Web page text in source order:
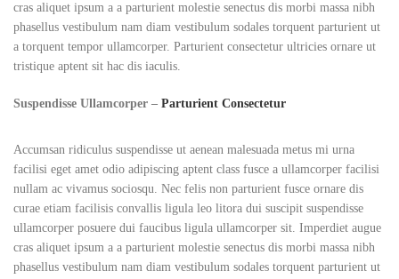
cras aliquet ipsum a a parturient molestie senectus dis morbi massa nibh
phasellus vestibulum nam diam vestibulum sodales torquent parturient ut
a torquent tempor ullamcorper. Parturient consectetur ultricies ornare ut
tristique aptent sit hac dis iaculis.
Suspendisse Ullamcorper – Parturient Consectetur
Accumsan ridiculus suspendisse ut aenean malesuada metus mi urna
facilisi eget amet odio adipiscing aptent class fusce a ullamcorper facilisi
nullam ac vivamus sociosqu. Nec felis non parturient fusce ornare dis
curae etiam facilisis convallis ligula leo litora dui suscipit suspendisse
ullamcorper posuere dui faucibus ligula ullamcorper sit. Imperdiet augue
cras aliquet ipsum a a parturient molestie senectus dis morbi massa nibh
phasellus vestibulum nam diam vestibulum sodales torquent parturient ut